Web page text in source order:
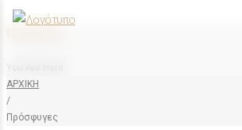
You Are Here:
ΑΡΧΙΚΗ
/
Πρόσφυγες